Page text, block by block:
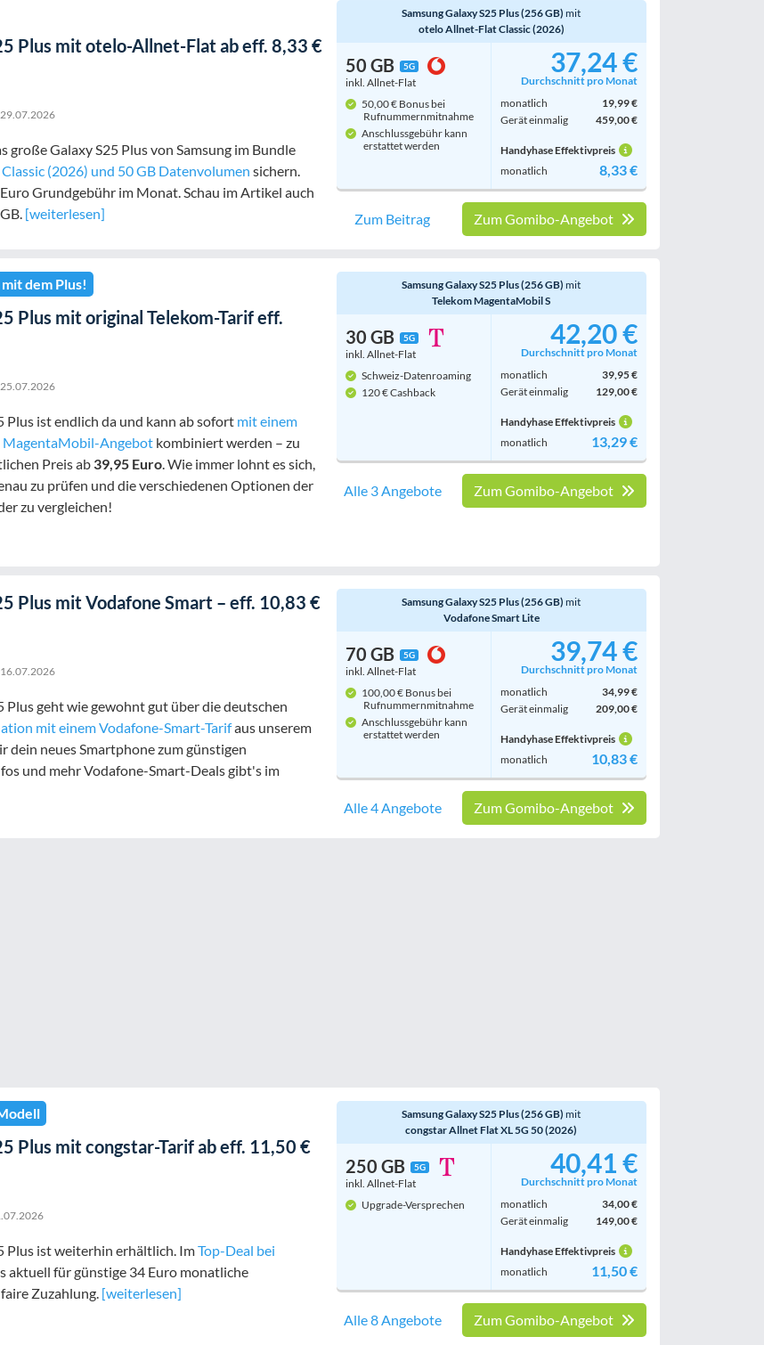
Plus mit otelo-Allnet-Flat ab eff. 8,33 €
29.07.2026
große Galaxy S25 Plus von Samsung im Bundle
(2026) und 50 GB Datenvolumen sichern.
Grundgebühr im Monat. Schau im Artikel auch
[weiterlesen]
Samsung Galaxy S25 Plus (256 GB)mit
otelo Allnet-Flat Classic (2026)
50 GB 5G
inkl. Allnet-Flat
50,00 € Bonus bei
Rufnummern­mitnahme
Anschlussgebühr kann
erstattet werden
37,24 €
Durchschnitt pro Monat
monatlich
19,99 €
Gerät einmalig
459,00 €
Handyhase Effektivpreis
monatlich
8,33 €
Zum Gomibo-Angebot
Zum Beitrag
dem Plus!
Plus mit original Telekom-Tarif eff.
25.07.2026
Plus ist endlich da und kann ab sofort mit einem
MagentaMobil-Angebotkombiniert werden – zu
Preis ab39,95 Euro. Wie immer lohnt es sich,
zu prüfen und die verschiedenen Optionen der
zu vergleichen!
Samsung Galaxy S25 Plus (256 GB)mit
Telekom MagentaMobil S
30 GB 5G
inkl. Allnet-Flat
Schweiz-Datenroaming
120 € Cashback
42,20 €
Durchschnitt pro Monat
monatlich
39,95 €
Gerät einmalig
129,00 €
Handyhase Effektivpreis
monatlich
13,29 €
Zum Gomibo-Angebot
Alle 3 Angebote
Plus mit Vodafone Smart – eff. 10,83 €
16.07.2026
Plus geht wie gewohnt gut über die deutschen
mit einem Vodafone-Smart-Tarifaus unserem
dein neues Smartphone zum günstigen
und mehr Vodafone-Smart-Deals gibt's im
Samsung Galaxy S25 Plus (256 GB)mit
Vodafone Smart Lite
70 GB 5G
inkl. Allnet-Flat
100,00 € Bonus bei
Rufnummern­mitnahme
Anschlussgebühr kann
erstattet werden
39,74 €
Durchschnitt pro Monat
monatlich
34,99 €
Gerät einmalig
209,00 €
Handyhase Effektivpreis
monatlich
10,83 €
Zum Gomibo-Angebot
Alle 4 Angebote
Plus mit congstar-Tarif ab eff. 11,50 €
Plus ist weiterhin erhältlich. ImTop-Deal bei
aktuell für günstige 34 Euro monatliche
Zuzahlung. [weiterlesen]
Samsung Galaxy S25 Plus (256 GB)mit
congstar Allnet Flat XL 5G 50 (2026)
250 GB 5G
inkl. Allnet-Flat
Upgrade-Versprechen
40,41 €
Durchschnitt pro Monat
monatlich
34,00 €
Gerät einmalig
149,00 €
Handyhase Effektivpreis
monatlich
11,50 €
Zum Gomibo-Angebot
Alle 8 Angebote